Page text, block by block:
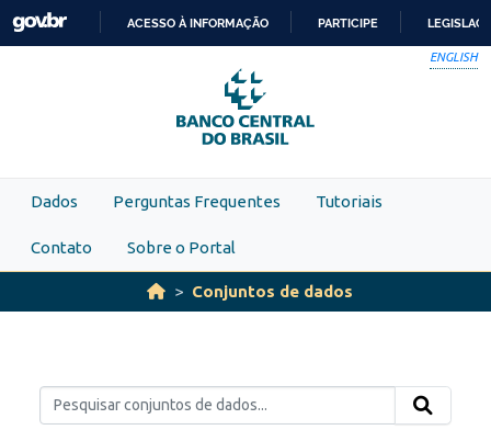
Skip to main content
PARA
O
CONTEÚDO
ACESSO À INFORMAÇÃO PARTICIPE
ENGLISH
Dados Perguntas Frequentes Tutoriais
Contato Sobre o Portal
Conjuntos de dados